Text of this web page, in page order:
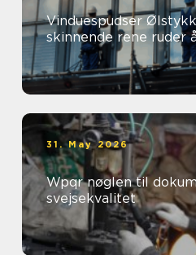
Vinduespudser Ølstykke sådan
skinnende rene ruder
31. May 2026
Wpqr nøglen til dokumenteret og sikker
svejsekvalitet